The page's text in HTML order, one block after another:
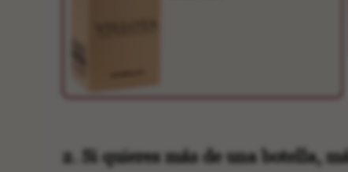
2. Si quieres más de una botella,